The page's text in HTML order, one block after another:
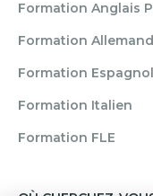
Formation Anglais
Formation Allemand
Formation Espagnol
Formation Italien
Formation FLE